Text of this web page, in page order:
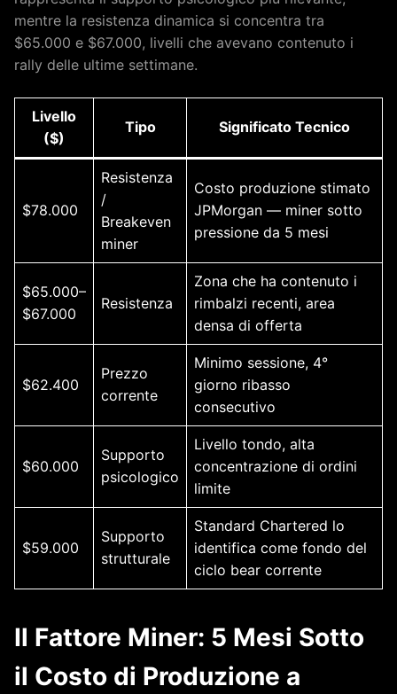
mentre la resistenza dinamica si concentra tra
$65.000 e $67.000, livelli che avevano contenuto i
rally delle ultime settimane.
Livello
($)
Tipo Significato Tecnico
$78.000
Resistenza
/
Breakeven
miner
Costo produzione stimato
JPMorgan — miner sotto
pressione da 5 mesi
$65.000–
$67.000
Resistenza
Zona che ha contenuto i
rimbalzi recenti, area
densa di offerta
$62.400
Prezzo
corrente
Minimo sessione, 4°
giorno ribasso
consecutivo
$60.000
Supporto
psicologico
Livello tondo, alta
concentrazione di ordini
limite
$59.000
Supporto
strutturale
Standard Chartered lo
identifica come fondo del
ciclo bear corrente
Il Fattore Miner: 5 Mesi Sotto
il Costo di Produzione a